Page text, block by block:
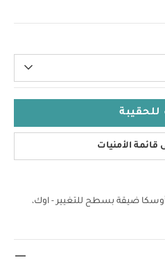
قائمة الأمنيات
ضيقة بسطح للتغيير - اوك،